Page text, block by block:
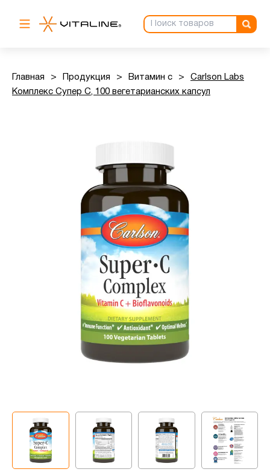
Главная > Продукция > Витамин с >
Carlson Labs
Комплекс Супер С, 100 вегетарианских капсул